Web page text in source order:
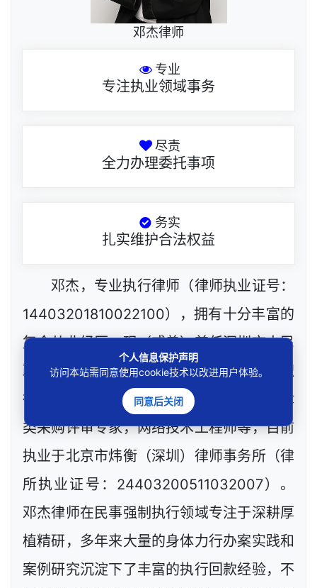
邓杰律师
专业
专注执业领域事务
尽责
全力办理委托事项
务实
扎实维护合法权益
邓杰，专业执行律师（律师执业证号：
14403201810022100），拥有十分丰富的
复合从业经历，现（或曾）兼任深圳市人民
政府听证员，深圳市某区城建部门政府公职
律师、政府工程定标专家，深圳市政府法律
类采购评审专家，网络技术工程师等，目前
执业于北京市炜衡（深圳）律师事务所（律
所执业证号：24403200511032007）。
邓杰律师在民事强制执行领域专注于深耕厚
植精研，多年来大量的身体力行办案实践和
案例研究沉淀下了丰富的执行回款经验，不
个人信息保护声明
访问本站需同意使用cookie技术以改进用户体验。
同意后关闭